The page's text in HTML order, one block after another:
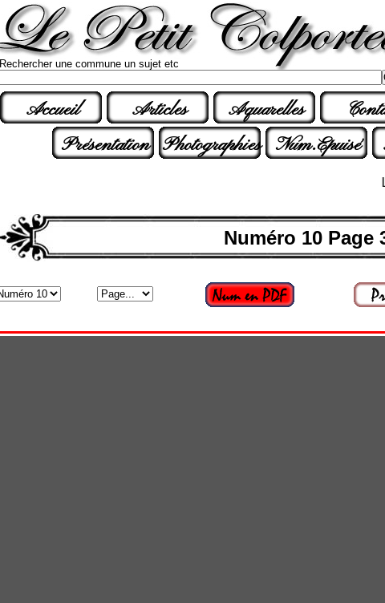
Rechercher une commune un sujet etc
Accueil Articles Aquarelles
Présentation Photographies Num.Epuisé
Le
Numéro 10 Page